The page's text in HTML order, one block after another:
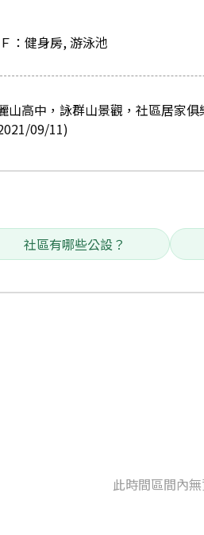
：健身房, 游泳池
高中，詠群山景觀，社區居家
09/11)
社區有哪些公設？
此時間區間內